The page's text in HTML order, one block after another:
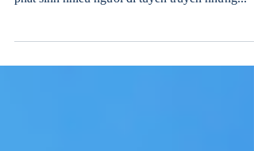
đây trong cộng đồng học viên tại Việt Nam có